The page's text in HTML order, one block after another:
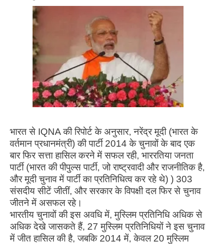
भारत से IQNA की रिपोर्ट के अनुसार, नरेंद्र मूदी (भारत के
वर्तमान प्रधानमंत्री) की पार्टी 2014 के चुनावों के बाद एक
बार फिर सत्ता हासिल करने में सफल रही, भाररतिया जनता
पार्टी (भारत की पीपुल्स पार्टी, जो राष्ट्रवादी और राजनीतिक है,
और मूदी चुनाव में पार्टी का प्रतिनिधित्व कर रहे थे) ) 303
संसदीय सीटें जीतीं, और सरकार के विपक्षी दल फिर से चुनाव
जीतने में असफल रहे।
भारतीय चुनावों की इस अवधि में, मुस्लिम प्रतिनिधि अधिक से
अधिक देखे जासकते हैं, 27 मुस्लिम प्रतिनिधियों ने इस चुनाव
में जीत हासिल की है, जबकि 2014 में, केवल 20 मुस्लिम